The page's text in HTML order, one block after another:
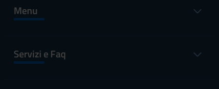
Menu
Servizi e Faq